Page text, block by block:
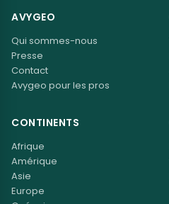
AVYGEO
Qui sommes-nous
Presse
Contact
Avygeo pour les pros
CONTINENTS
Afrique
Amérique
Asie
Europe